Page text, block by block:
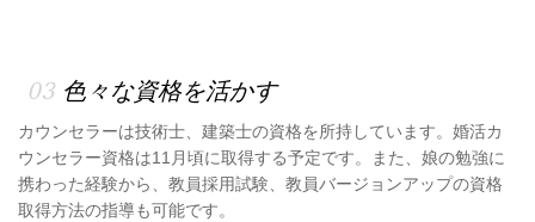
03 色々な資格を活かす
カウンセラーは技術士、建築士の資格を所持しています。婚活カ
ウンセラー資格は11月頃に取得する予定です。また、娘の勉強に
携わった経験から、教員採用試験、教員バージョンアップの資格
取得方法の指導も可能です。